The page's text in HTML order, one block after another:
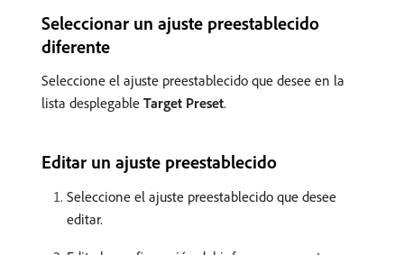
Seleccionar un ajuste preestablecido
diferente
Seleccione el ajuste preestablecido que desee en la
lista desplegable Target Preset.
Editar un ajuste preestablecido
Seleccione el ajuste preestablecido que desee
editar.